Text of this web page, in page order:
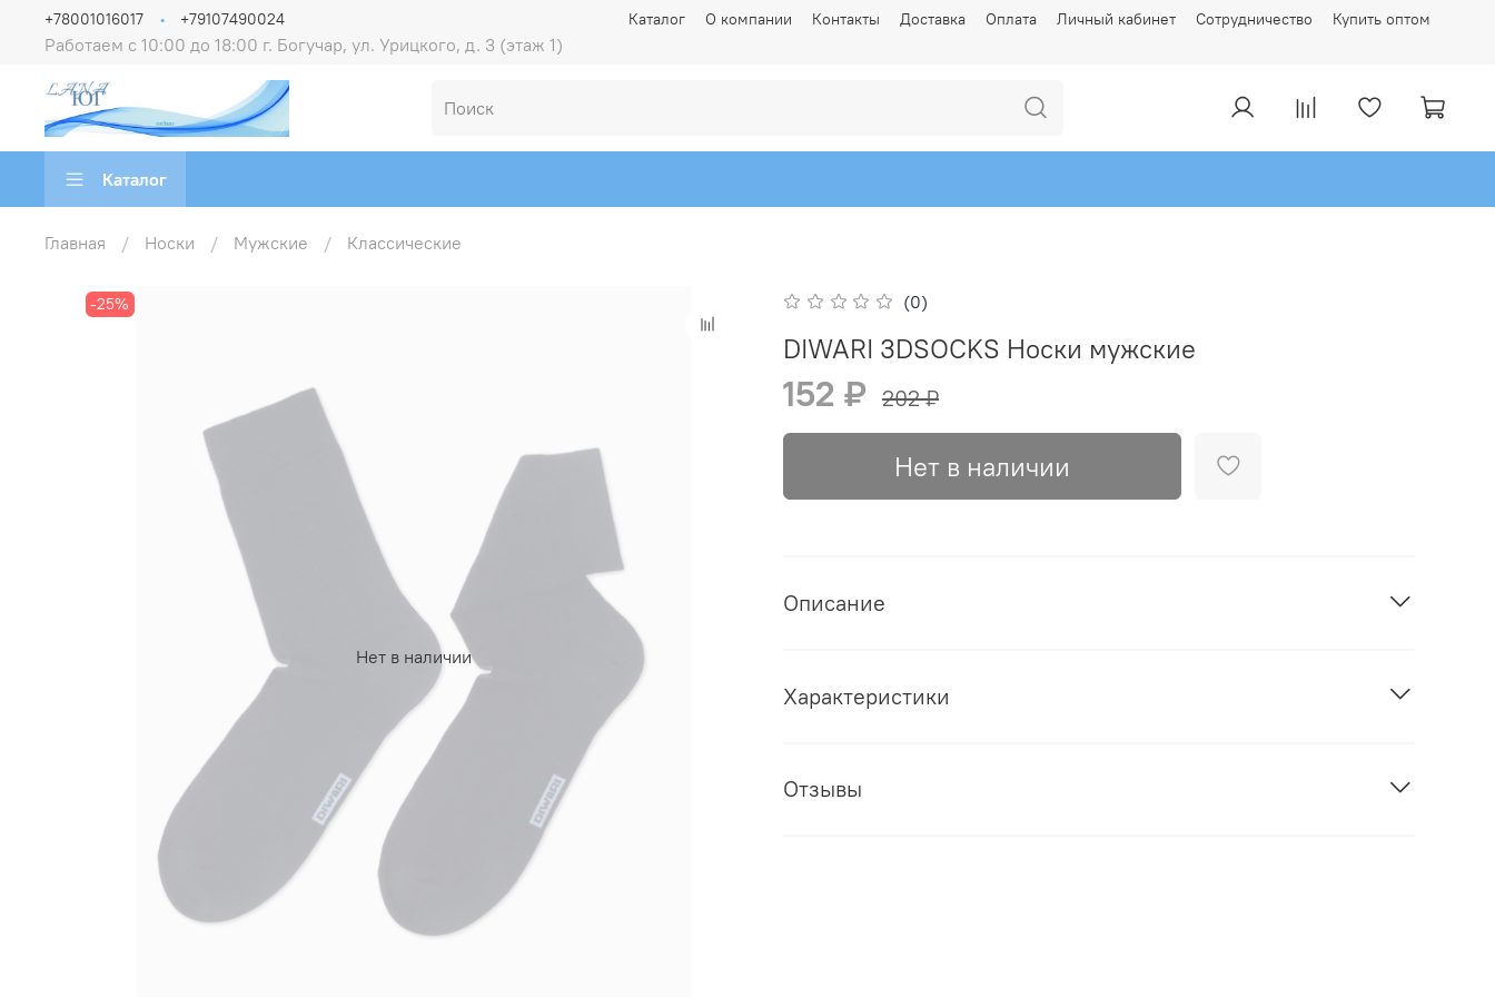
Каталог О компании Контакты Доставка Оплата Личный кабинет Сотрудничество Купить оптом
Работаем с 10:00 до 18:00 г. Богучар, ул. Урицкого, д. 3 (этаж 1)
+78001016017 +79107490024
Каталог
Главная Носки Мужские Классические
Нет в наличии
-25% (0)
DIWARI 3DSOCKS Носки мужские
152 ₽ 202 ₽
Нет в наличии
Описание
Характеристики
Отзывы